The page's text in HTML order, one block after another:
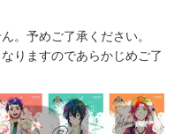
。予めご了承ください。
りますのであらかじめご了